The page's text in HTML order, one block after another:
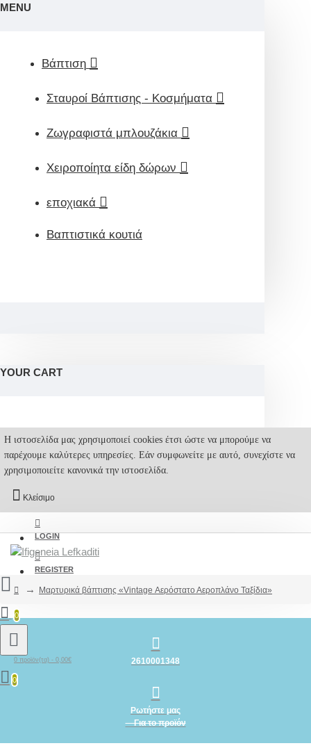
MENU
Βάπτιση
Σταυροί Βάπτισης - Κοσμήματα
Ζωγραφιστά μπλουζάκια
Χειροποίητα είδη δώρων
εποχιακά
Βαπτιστικά κουτιά
YOUR CART
Η ιστοσελίδα μας χρησιμοποιεί cookies έτσι ώστε να μπορούμε να
παρέχουμε καλύτερες υπηρεσίες. Εάν συμφωνείτε με αυτό, συνεχίστε να
χρησιμοποιείτε κανονικά την ιστοσελίδα.
Κλείσιμο
LOGIN
REGISTER
0
0 προϊόν(τα) - 0,00€
0
Μαρτυρικά βάπτισης «Vintage Αερόστατο Αεροπλάνο Ταξίδια»
2610001348
Ρωτήστε μας
Για το προϊόν